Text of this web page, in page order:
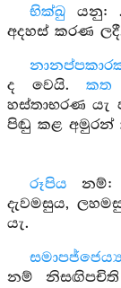
භික්ඛුයනු:
අදහස් කරණ
ද වෙයි. කත
හස්තාභරණ යැ
පිඬු කළ අමුරන්
රූපිය නම්:
දැවමසුය,
යැ.
සමාපජ්ජෙය්‍ය
නම්